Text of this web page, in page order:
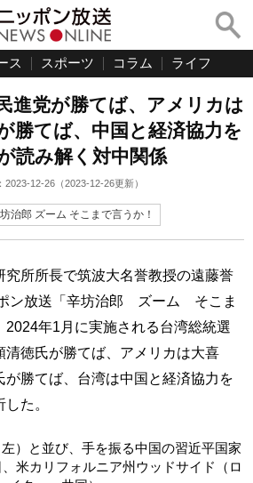
ス スポーツ コラム ライフ
進党が勝てば、アメリカは
勝てば、中国と経済協力を
読み解く対中関係
2023-12-26 （2023-12-26更新）
治郎 ズーム そこまで言うか！
究所所長で筑波大名誉教授の遠藤誉
ン放送「辛坊治郎 ズーム そこま
2024年1月に実施される台湾総統選
清徳氏が勝てば、アメリカは大喜
が勝てば、台湾は中国と経済協力を
た。